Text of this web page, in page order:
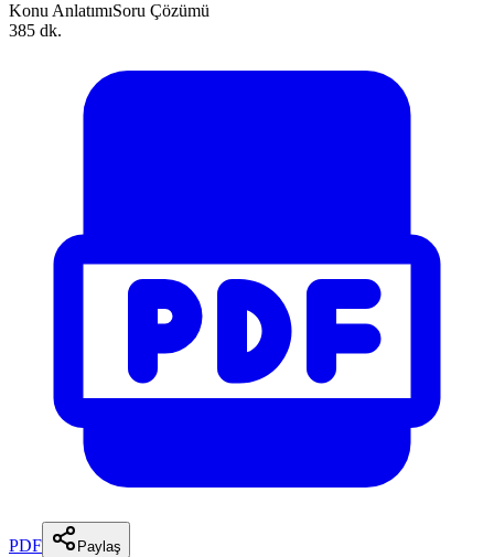
Konu AnlatımıSoru Çözümü
385 dk.
PDF Paylaş